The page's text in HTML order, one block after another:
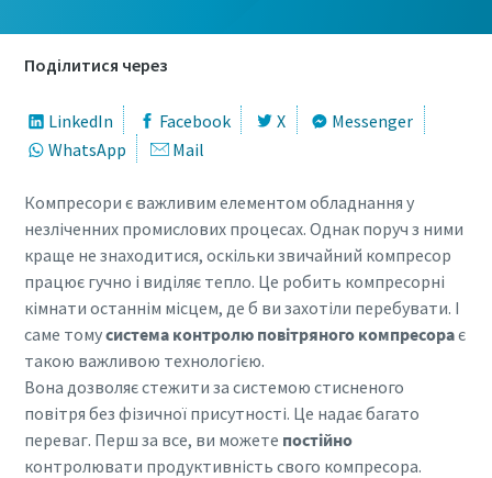
Поділитися через
LinkedIn Facebook X
Messenger
WhatsApp
Mail
Компресори є важливим елементом обладнання у
незліченних промислових процесах. Однак поруч з ними
краще не знаходитися, оскільки звичайний компресор
працює гучно і виділяє тепло. Це робить компресорні
кімнати останнім місцем, де б ви захотіли перебувати. І
саме томусистема контролю повітряного компресорає
такою важливою технологією.
Вона дозволяє стежити за системою стисненого
повітря без фізичної присутності. Це надає багато
переваг. Перш за все, ви можете постійно
контролювати продуктивність свого компресора.